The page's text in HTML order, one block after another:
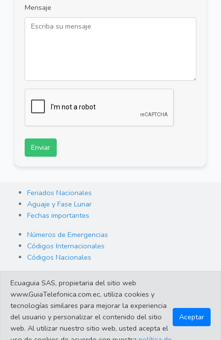
Mensaje
Enviar
Feriados Nacionales
Aguaje y Fase Lunar
Fechas importantes
Números de Emergencias
Códigos Internacionales
Códigos Nacionales
Cambio de Divisas
Enlaces de interes
©2023 Guiatelefonica.com.ec una empresa 100% ecuatoriana.
Ecuaguia SAS, propietaria del sitio web
www.GuiaTelefonica.com.ec, utiliza cookies y
tecnologías similares para mejorar la experiencia
del usuario y personalizar el contenido del sitio
web. Al utilizar nuestro sitio web, usted acepta el
Aceptar